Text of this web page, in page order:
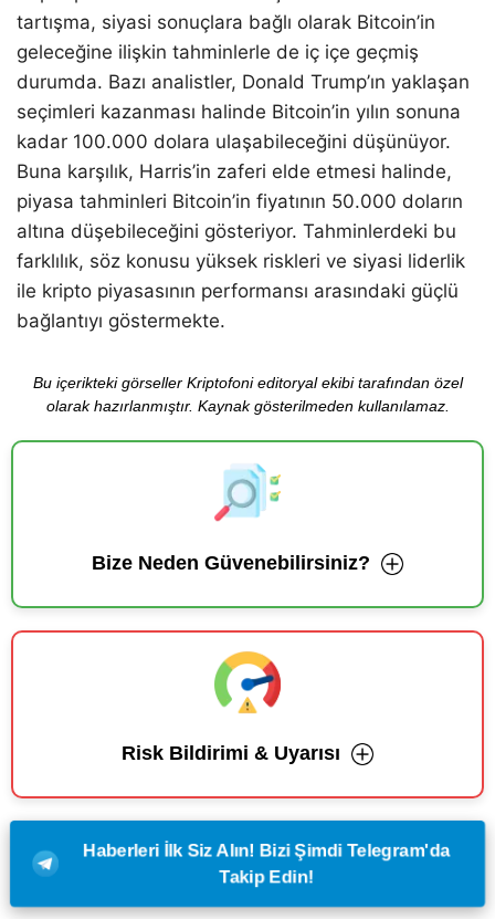
tartışma, siyasi sonuçlara bağlı olarak Bitcoin’in
geleceğine ilişkin tahminlerle de iç içe geçmiş
durumda. Bazı analistler, Donald Trump’ın yaklaşan
seçimleri kazanması halinde Bitcoin’in yılın sonuna
kadar 100.000 dolara ulaşabileceğini düşünüyor.
Buna karşılık, Harris’in zaferi elde etmesi halinde,
piyasa tahminleri Bitcoin’in fiyatının 50.000 doların
altına düşebileceğini gösteriyor. Tahminlerdeki bu
farklılık, söz konusu yüksek riskleri ve siyasi liderlik
ile kripto piyasasının performansı arasındaki güçlü
bağlantıyı göstermekte.
Bu içerikteki görseller Kriptofoni editoryal ekibi tarafından özel
olarak hazırlanmıştır. Kaynak gösterilmeden kullanılamaz.
Bize Neden Güvenebilirsiniz?
Risk Bildirimi & Uyarısı
Haberleri İlk Siz Alın! Bizi Şimdi Telegram'da
Takip Edin!